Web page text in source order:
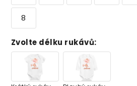
8
Zvolte délku rukávů: